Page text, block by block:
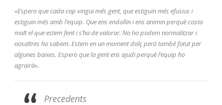
«Espero que cada cop vingui més gent, que estiguin més efusius i
estiguin més amb l’equip. Que ens endollin i ens animin perquè costa
molt el que estem fent i s’ha de valorar. No ho podem normalitzar i
nosaltres ho sabem. Estem en un moment dolç però també fotut per
algunes baixes. Espero que la gent ens ajudi perquè l’equip ho
agrairà».
Precedents